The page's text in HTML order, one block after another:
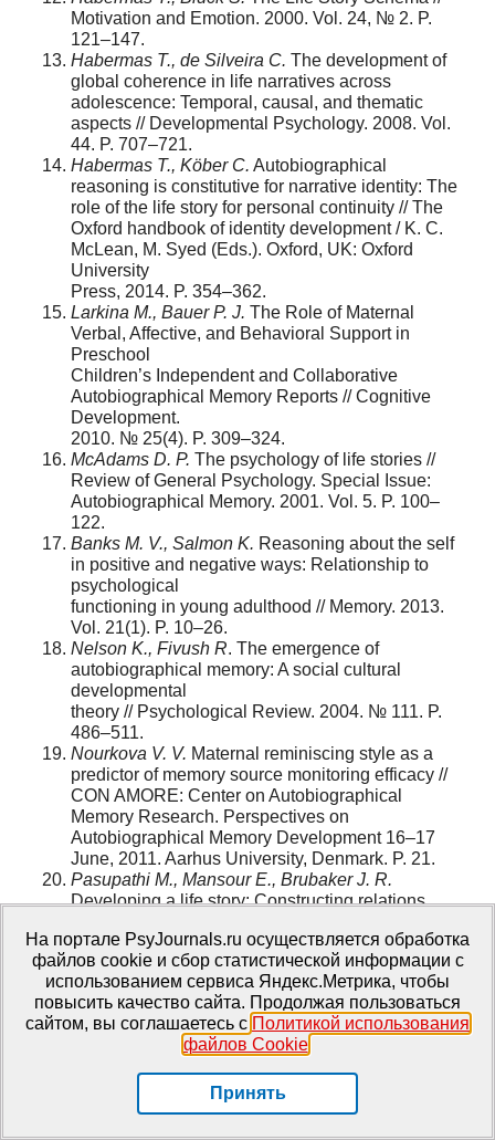
Motivation and Emotion. 2000. Vol. 24, № 2. P.
121–147.
Habermas T., de Silveira C. The development of
global coherence in life narratives across
adolescence: Temporal, causal, and thematic
aspects // Developmental Psychology. 2008. Vol.
44. P. 707–721.
Habermas T., Köber C. Autobiographical
reasoning is constitutive for narrative identity: The
role of the life story for personal continuity // The
Oxford handbook of identity development / K. C.
McLean, M. Syed (Eds.). Oxford, UK: Oxford
University
Press, 2014. P. 354–362.
Larkina M., Bauer P. J. The Role of Maternal
Verbal, Affective, and Behavioral Support in
Preschool
Children’s Independent and Collaborative
Autobiographical Memory Reports // Cognitive
Development.
2010. № 25(4). P. 309–324.
McAdams D. P. The psychology of life stories //
Review of General Psychology. Special Issue:
Autobiographical Memory. 2001. Vol. 5. P. 100–
122.
Banks M. V., Salmon K. Reasoning about the self
in positive and negative ways: Relationship to
psychological
functioning in young adulthood // Memory. 2013.
Vol. 21(1). P. 10–26.
Nelson K., Fivush R. The emergence of
autobiographical memory: A social cultural
developmental
theory // Psychological Review. 2004. № 111. P.
486–511.
Nourkova V. V. Maternal reminiscing style as a
predictor of memory source monitoring efficacy //
CON AMORE: Center on Autobiographical
Memory Research. Perspectives on
Autobiographical Memory Development 16–17
June, 2011. Aarhus University, Denmark. P. 21.
Pasupathi M., Mansour E., Brubaker J. R.
Developing a life story: Constructing relations
narratives // Human Development. 2007. Vol. 50. P.
85–110.
Singer J. A., Blagov P.The integrative function of
narrative processing: Autobiographical memory,
self-defining memories, and the life story of identity
// The self and memory / D. Beike, J. Lampinen, D.
Behrend (Eds.). New-York, NY: The Psychology
Press, 2004. P. 117–138.
Self-defining memories, scripts, and the life story:
На портале PsyJournals.ru осуществляется обработка
файлов cookie и сбор статистической информации с
использованием сервиса Яндекс.Метрика, чтобы
повысить качество сайта. Продолжая пользоваться
сайтом, вы соглашаетесь с Политикой использования
файлов Cookie.
Принять